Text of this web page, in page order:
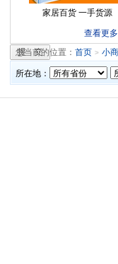
家居百货 一手货源
查看更
您当前的位置： 首页 > 小
所在地：